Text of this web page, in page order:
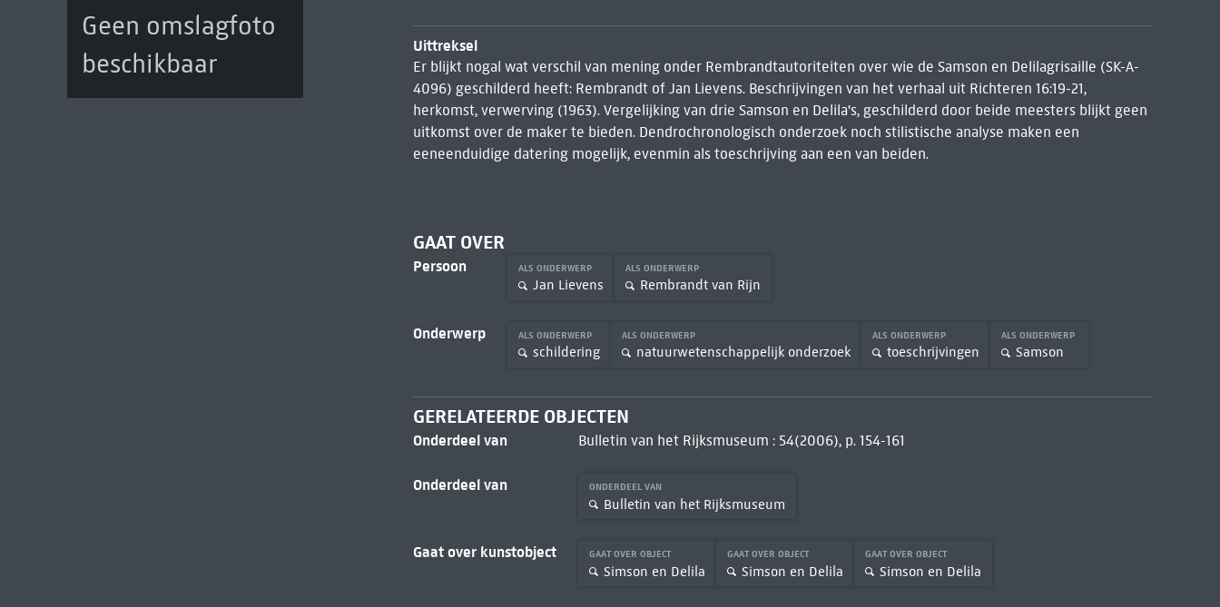
Geen omslagfoto
beschikbaar
Uittreksel
Er blijkt nogal wat verschil van mening onder Rembrandtautoriteiten over wie de Samson en Delilagrisaille (SK-A-
4096) geschilderd heeft: Rembrandt of Jan Lievens. Beschrijvingen van het verhaal uit Richteren 16:19-21,
herkomst, verwerving (1963). Vergelijking van drie Samson en Delila's, geschilderd door beide meesters blijkt geen
uitkomst over de maker te bieden. Dendrochronologisch onderzoek noch stilistische analyse maken een
eeneenduidige datering mogelijk, evenmin als toeschrijving aan een van beiden.
GAAT OVER
Persoon ALS ONDERWERP
Jan Lievens
ALS ONDERWERP
Rembrandt van Rijn
Onderwerp ALS ONDERWERP
schildering
ALS ONDERWERP
natuurwetenschappelijk onderzoek
ALS ONDERWERP
toeschrijvingen
ALS ONDERWERP
Samson
GERELATEERDE OBJECTEN
Onderdeel van Bulletin van het Rijksmuseum : 54(2006), p. 154-161
Onderdeel van ONDERDEEL VAN
Bulletin van het Rijksmuseum
Gaat over kunstobject GAAT OVER OBJECT
Simson en Delila
GAAT OVER OBJECT
Simson en Delila
GAAT OVER OBJECT
Simson en Delila